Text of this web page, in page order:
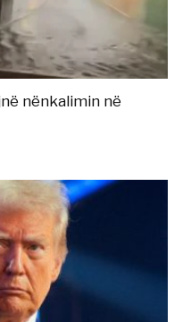
nënkalimin në